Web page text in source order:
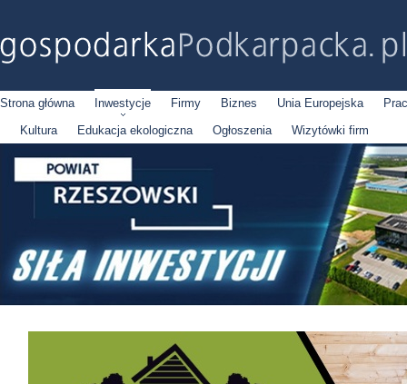
Strona główna Inwestycje Firmy Biznes Unia Europejska
Kultura
Edukacja ekologiczna Ogłoszenia Wizytówki firm